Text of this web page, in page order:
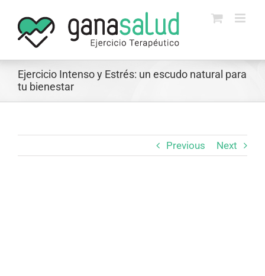
content
Ejercicio Intenso y Estrés: un escudo natural para
tu bienestar
Previous Next